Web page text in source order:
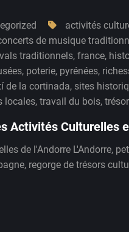
activités
de musique
traditionnels, france,
, poterie, pyrénées,
de la cortinada, sites
locales, travail du bois,
Activités Culturelles
de l'Andorre L'Andorre,
regorge de trésors